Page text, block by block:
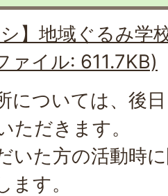
シ】地域ぐるみ学
ァイル: 611.7KB)
については、後
ただきます。
いた方の活動時
ます。